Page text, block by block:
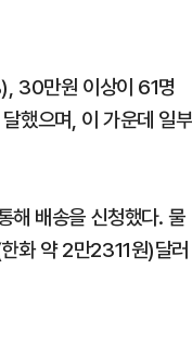
30만원 이상이 61명
했으며, 이 가운데 일부
해 배송을 신청했다. 물
화 약 2만2311원)달러